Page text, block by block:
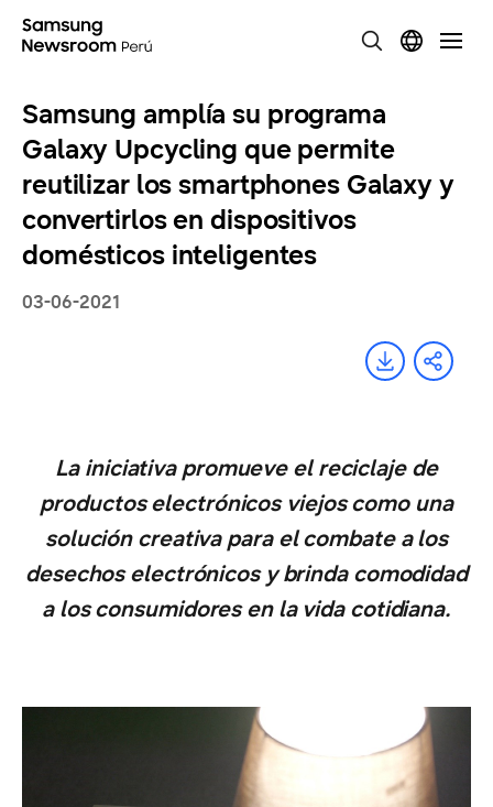
Samsung amplía su programa
Galaxy Upcycling que permite
reutilizar los smartphones Galaxy y
convertirlos en dispositivos
domésticos inteligentes
03-06-2021
La iniciativa promueve el reciclaje de
productos electrónicos viejos como una
solución creativa para el combate a los
desechos electrónicos y brinda comodidad
a los consumidores en la vida cotidiana.